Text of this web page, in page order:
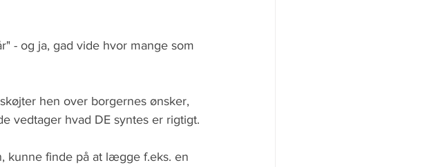
- og ja, gad vide hvor mange som
hen over borgernes ønsker,
vedtager hvad DE syntes er rigtigt.
kunne finde på at lægge f.eks. en